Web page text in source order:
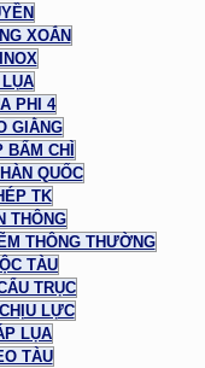
XOẮN
PHI 4
GIẰNG
BẤM CHÌ
QUỐC
TK
THÔNG
THÔNG THƯỜNG
TÀU
TRỤC
LỰC
LỤA
TÀU